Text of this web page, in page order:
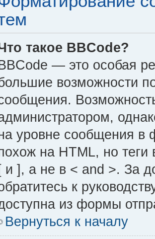
такое BBCode?
— это особая
возможности
уровне сообщения в
на HTML, но теги
[ и ], а не в < and >. За
к
из формы
Вернуться к началу